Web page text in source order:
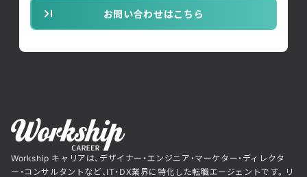
お問い合わせはこちら
Workship キャリアは、デザイナー・エンジニア・マーケター・ディレクタ
ー・コンサルタントなど、IT・DX業界に特化した転職エージェントです。リ